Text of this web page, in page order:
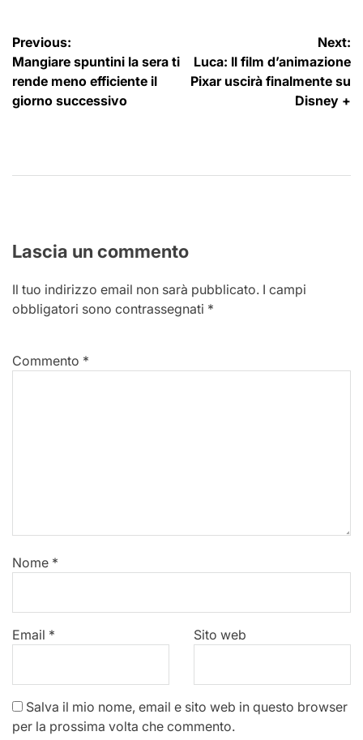
Navigazione
articoli
Previous:
Mangiare spuntini la sera ti
rende meno efficiente il
giorno successivo
Next:
Luca: Il film d’animazione
Pixar uscirà finalmente su
Disney +
Lascia un commento
Il tuo indirizzo email non sarà pubblicato. I campi
obbligatori sono contrassegnati *
Commento *
Nome *
Email * Sito web
Salva il mio nome, email e sito web in questo browser
per la prossima volta che commento.